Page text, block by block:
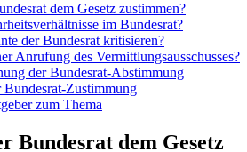
dem Gesetz zustimmen?
im Bundesrat?
der Bundesrat kritisieren?
Anrufung des Vermittlungsausschusses?
der Bundesrat-Abstimmung
Zustimmung
zum Thema
Bundesrat dem Gesetz